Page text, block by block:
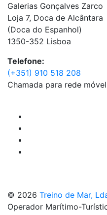
Galerias Gonçalves Zarco
Loja 7, Doca de Alcântara
(Doca do Espanhol)
1350-352 Lisboa
Telefone:
(+351) 910 518 208
Chamada para rede
© 2026 Treino de Mar,
Operador Marítimo-